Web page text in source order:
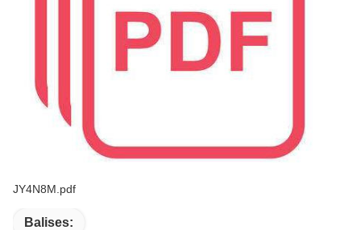
JY4N8M.pdf
Balises: